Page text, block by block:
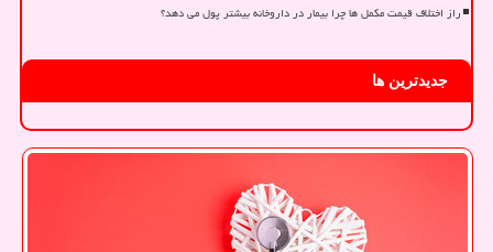
راز اختلاف قیمت مکمل ها چرا بیمار در داروخانه بیشتر پول می دهد؟
جدیدترین ها